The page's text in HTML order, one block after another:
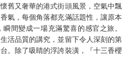
舊又奢華的港式街頭風景，空氣中飄
氣，每個角落都充滿話題性，讓原本
間變成一場充滿驚喜的感官之旅。
活品質的講究，並留下令人深刻的第
。除了吸睛的浮誇裝潢，『十三香櫻